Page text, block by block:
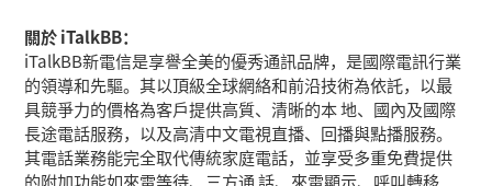
關於 iTalkBB：
iTalkBB新電信是享譽全美的優秀通訊品牌，是國際電訊行業
的領導和先驅。其以頂級全球網絡和前沿技術為依託，以最
具競爭力的價格為客戶提供高質、清晰的本 地、國內及國際
長途電話服務，以及高清中文電視直播、回播與點播服務。
其電話業務能完全取代傳統家庭電話，並享受多重免費提供
的附加功能如來電等待、三方通 話、來電顯示、呼叫轉移